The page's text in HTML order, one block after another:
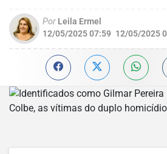
Por Leila Ermel
12/05/2025 07:59 12/05/2025